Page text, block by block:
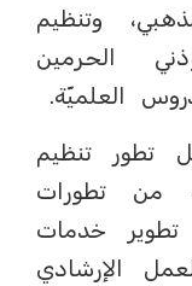
وتنظيم
الحرمين
العلميّة.
تطور تنظيم
من تطورات
تطوير خدمات
الإرشادي